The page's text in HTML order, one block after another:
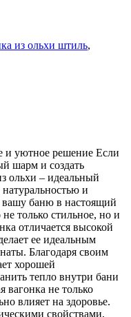
из ольхи штиль,
и уютное решение Если
шарм и создать
ольхи – идеальный
и
вашу баню в настоящий
только стильное, но и
отличается высокой
ее идеальным
Благодаря своим
хорошей
тепло внутри бани
вагонка не только
влияет на здоровье.
свойствами,